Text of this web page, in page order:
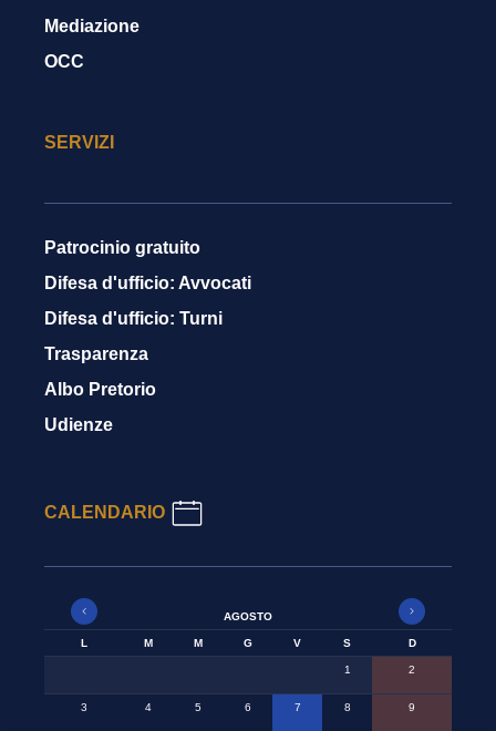
Mediazione
OCC
SERVIZI
Patrocinio gratuito
Difesa d'ufficio: Avvocati
Difesa d'ufficio: Turni
Trasparenza
Albo Pretorio
Udienze
CALENDARIO
AGOSTO
L M M G V S D
1 2
3 4 5 6 7 8 9